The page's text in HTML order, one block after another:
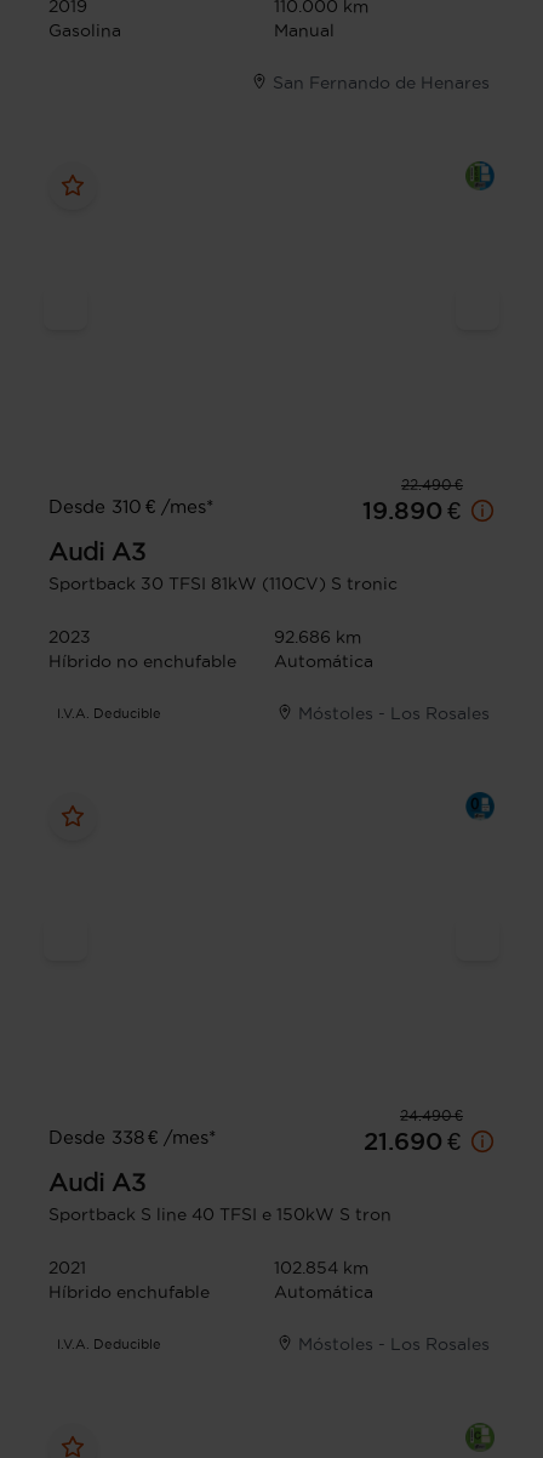
2019
110.000 km
Gasolina
Manual
San Fernando de Henares
22.490 €
Desde 310 € /mes*
19.890 €
Audi A3
Sportback 30 TFSI 81kW (110CV) S tronic
2023
92.686 km
Híbrido no enchufable
Automática
I.V.A. Deducible Móstoles - Los Rosales
24.490 €
Desde 338 € /mes*
21.690 €
Audi A3
Sportback S line 40 TFSI e 150kW S tron
2021
102.854 km
Híbrido enchufable
Automática
I.V.A. Deducible Móstoles - Los Rosales